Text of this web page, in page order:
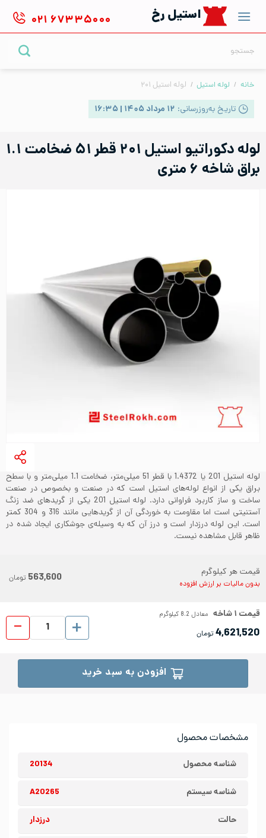
content
استیل رخ ۰۲۱ ۶۷۳۳۵۰۰۰
خانه / لوله استیل / لوله استیل ۲۰۱
تاریخ به‌روزرسانی: ۱۲ مرداد ۱۴۰۵ | ۱۶:۳۵
مشخصات محصول
شناسه محصول 20134
شناسه سیستم A20265
حالت درزدار
لوله دکوراتیو استیل ۲۰۱ قطر ۵۱ ضخامت ۱.۱
براق شاخه ۶ متری
لوله استیل 201 یا 1.4372 با قطر 51 میلی‌متر، ضخامت 1.1 میلی‌متر و با سطح
براق یکی از انواع لوله‌های استیل است که در صنعت و بخصوص در صنعت
ساخت و ساز کاربرد فراوانی دارد. لوله استیل 201 یکی از گریدهای ضد زنگ
آستنیتی است اما مقاومت به خوردگی آن از گریدهایی مانند 316 و 304 کمتر
است. این لوله درزدار است و درز آن که به وسیله‌ی جوشکاری ایجاد شده در
ظاهر قابل مشاهده نیست.
قیمت هر کیلوگرم
بدون مالیات بر ارزش افزوده 563,600 تومان
قیمت ۱شاخه معادل8.2 کیلوگرم
4,621,520تومان
افزودن به سبد خرید